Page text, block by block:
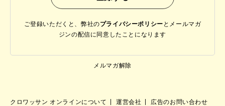
ご登録いただくと、弊社のプライバシーポリシー と メールマガ
ジンの配信に同意したことになります
メルマガ解除
クロワッサン オンラインについて 運営会社
広告のお問い合わせ